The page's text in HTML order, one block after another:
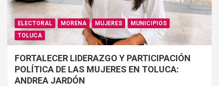
ELECTORAL MORENA MUJERES
MUNICIPIOS
TOLUCA
FORTALECER LIDERAZGO Y PARTICIPACIÓN
POLÍTICA DE LAS MUJERES EN TOLUCA:
ANDREA JARDÓN